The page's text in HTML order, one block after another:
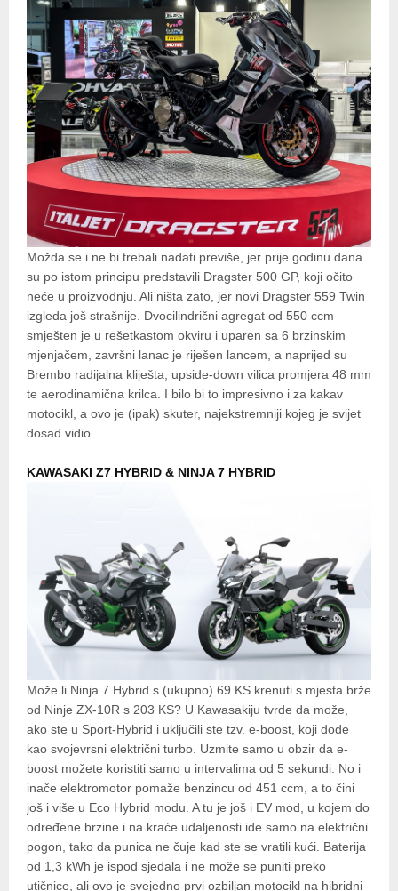
Možda se i ne bi trebali nadati previše, jer prije godinu dana
su po istom principu predstavili Dragster 500 GP, koji očito
neće u proizvodnju. Ali ništa zato, jer novi Dragster 559 Twin
izgleda još strašnije. Dvocilindrični agregat od 550 ccm
smješten je u rešetkastom okviru i uparen sa 6 brzinskim
mjenjačem, završni lanac je riješen lancem, a naprijed su
Brembo radijalna kliješta, upside-down vilica promjera 48 mm
te aerodinamična krilca. I bilo bi to impresivno i za kakav
motocikl, a ovo je (ipak) skuter, najekstremniji kojeg je svijet
dosad vidio.
KAWASAKI Z7 HYBRID & NINJA 7 HYBRID
Može li Ninja 7 Hybrid s (ukupno) 69 KS krenuti s mjesta brže
od Ninje ZX-10R s 203 KS? U Kawasakiju tvrde da može,
ako ste u Sport-Hybrid i uključili ste tzv. e-boost, koji dođe
kao svojevrsni električni turbo. Uzmite samo u obzir da e-
boost možete koristiti samo u intervalima od 5 sekundi. No i
inače elektromotor pomaže benzincu od 451 ccm, a to čini
još i više u Eco Hybrid modu. A tu je još i EV mod, u kojem do
određene brzine i na kraće udaljenosti ide samo na električni
pogon, tako da punica ne čuje kad ste se vratili kući. Baterija
od 1,3 kWh je ispod sjedala i ne može se puniti preko
utičnice, ali ovo je svejedno prvi ozbiljan motocikl na hibridni